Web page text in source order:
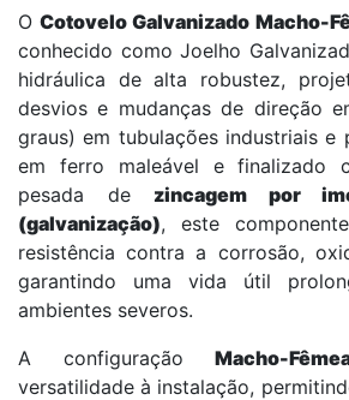
OCotovelo Galvanizado Macho-
conhecido como Joelho
hidráulica de alta robustez,
desvios e mudanças de direção
graus) em tubulações industriais e
em ferro maleável e finalizado
pesada de zincagem por
(galvanização), este
resistência contra a corrosão,
garantindo uma vida útil
ambientes severos.
A configuração Macho-
versatilidade à instalação,